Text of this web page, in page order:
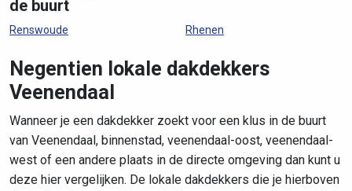
de buurt
Renswoude Rhenen
Negentien lokale dakdekkers
Veenendaal
Wanneer je een dakdekker zoekt voor een klus in de buurt
van Veenendaal, binnenstad, veenendaal-oost, veenendaal-
west of een andere plaats in de directe omgeving dan kunt u
deze hier vergelijken. De lokale dakdekkers die je hierboven